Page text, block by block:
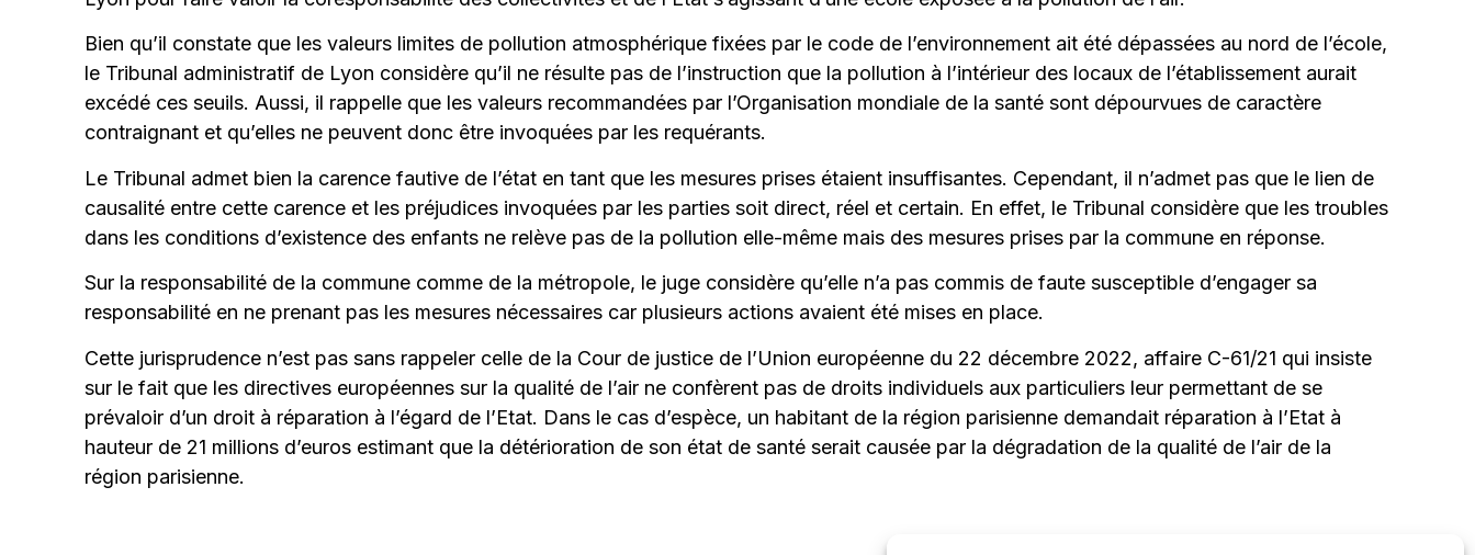
Bien qu’il constate que les valeurs limites de pollution atmosphérique fixées par le code de l’environnement ait été dépassées au nord de l’école,
le Tribunal administratif de Lyon considère qu’il ne résulte pas de l’instruction que la pollution à l’intérieur des locaux de l’établissement aurait
excédé ces seuils. Aussi, il rappelle que les valeurs recommandées par l’Organisation mondiale de la santé sont dépourvues de caractère
contraignant et qu’elles ne peuvent donc être invoquées par les requérants.
Le Tribunal admet bien la carence fautive de l’état en tant que les mesures prises étaient insuffisantes. Cependant, il n’admet pas que le lien de
causalité entre cette carence et les préjudices invoquées par les parties soit direct, réel et certain. En effet, le Tribunal considère que les troubles
dans les conditions d’existence des enfants ne relève pas de la pollution elle-même mais des mesures prises par la commune en réponse.
Sur la responsabilité de la commune comme de la métropole, le juge considère qu’elle n’a pas commis de faute susceptible d’engager sa
responsabilité en ne prenant pas les mesures nécessaires car plusieurs actions avaient été mises en place.
Cette jurisprudence n’est pas sans rappeler celle de la Cour de justice de l’Union européenne du 22 décembre 2022, affaire C-61/21 qui insiste
sur le fait que les directives européennes sur la qualité de l’air ne confèrent pas de droits individuels aux particuliers leur permettant de se
prévaloir d’un droit à réparation à l’égard de l’Etat. Dans le cas d’espèce, un habitant de la région parisienne demandait réparation à l’Etat à
hauteur de 21 millions d’euros estimant que la détérioration de son état de santé serait causée par la dégradation de la qualité de l’air de la
région parisienne.